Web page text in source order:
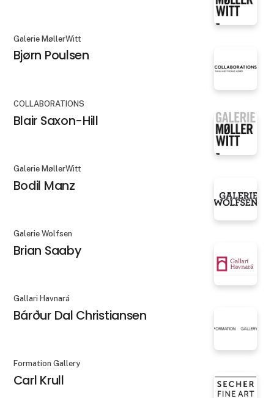
Galerie MøllerWitt
Bjørn Poulsen
COLLABORATIONS
Blair Saxon-Hill
Galerie MøllerWitt
Bodil Manz
Galerie Wolfsen
Brian Saaby
Gallari Havnará
Bárður Dal Christiansen
Formation Gallery
Carl Krull